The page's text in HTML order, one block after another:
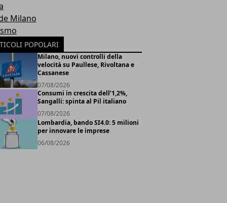
Milano
POPOLARI
Milano, nuovi controlli della
velocità su Paullese, Rivoltana e
Cassanese
07/08/2026
Consumi in crescita dell’1,2%,
Sangalli: spinta al Pil italiano
07/08/2026
Lombardia, bando SI4.0: 5 milioni
per innovare le imprese
06/08/2026